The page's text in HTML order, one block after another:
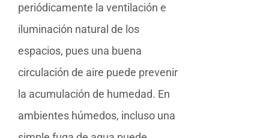
periódicamente la ventilación e
iluminación natural de los
espacios, pues una buena
circulación de aire puede prevenir
la acumulación de humedad. En
ambientes húmedos, incluso una